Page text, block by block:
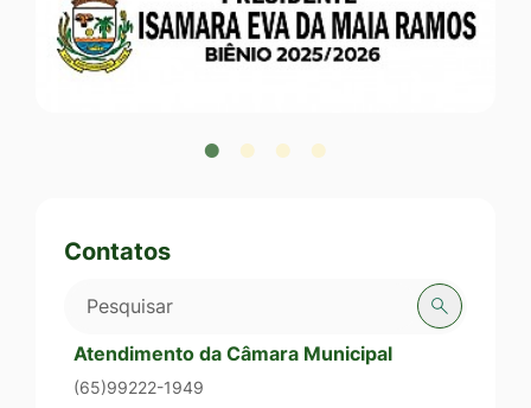
ISAMARA EVA DA MAIA RAMOS
Contatos
Pesquisar
Atendimento da Câmara Municipal
(65)99222-1949